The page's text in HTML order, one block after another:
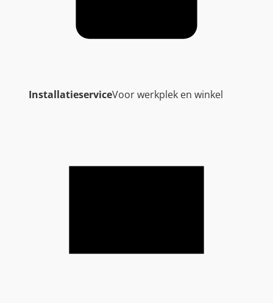
InstallatieserviceVoor werkplek en winkel